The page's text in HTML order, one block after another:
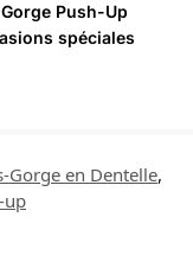
Push-Up
spéciales
Gorge en Dentelle,
up